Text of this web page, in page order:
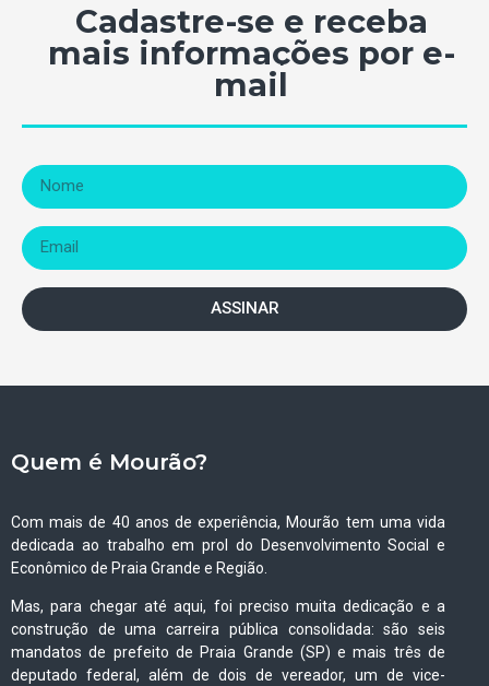
Cadastre-se e receba
mais informações por e-
mail
ASSINAR
Quem é Mourão?
Com mais de 40 anos de experiência, Mourão tem uma vida
dedicada ao trabalho em prol do Desenvolvimento Social e
Econômico de Praia Grande e Região.
Mas, para chegar até aqui, foi preciso muita dedicação e a
construção de uma carreira pública consolidada: são seis
mandatos de prefeito de Praia Grande (SP) e mais três de
deputado federal, além de dois de vereador, um de vice-